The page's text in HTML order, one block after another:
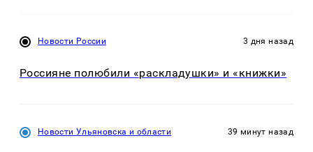
Новости России 3 дня назад
Россияне полюбили «раскладушки» и «книжки»
Новости Ульяновска и области 39 минут назад